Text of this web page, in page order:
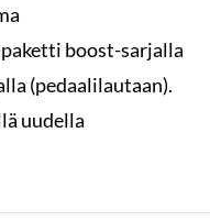
boost-sarjalla
(pedaalilautaan).
uudella